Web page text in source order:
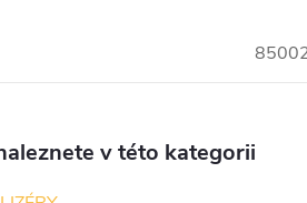
v této kategorii